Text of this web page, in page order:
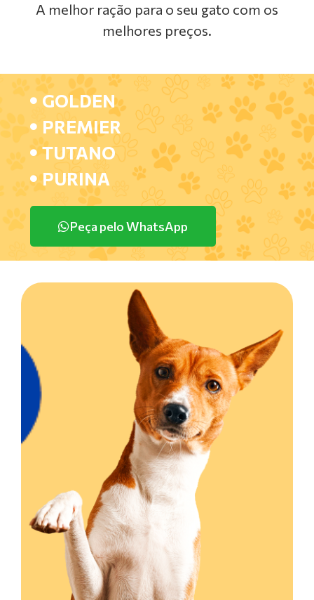
A melhor ração para o seu gato com os
melhores preços.
GOLDEN
PREMIER
TUTANO
PURINA
Peça pelo WhatsApp